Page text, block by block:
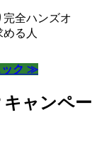
完全ハンズオ
める人
ック ≫
ャンペー